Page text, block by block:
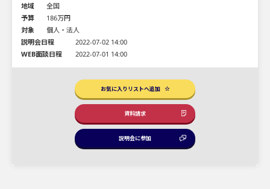
地域
全国
予算
186万円
対象
個人・法人
説明会日程
2022-07-02 14:00
WEB面談日程
2022-07-01 14:00
お気に入りリストへ追加
資料請求
説明会に参加